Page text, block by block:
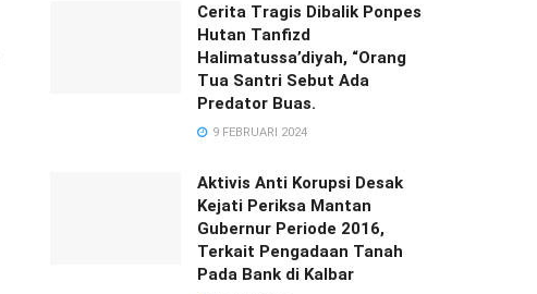
Cerita Tragis Dibalik Ponpes
Hutan Tanfizd
Halimatussa’diyah, “Orang
Tua Santri Sebut Ada
Predator Buas.
9 FEBRUARI 2024
Aktivis Anti Korupsi Desak
Kejati Periksa Mantan
Gubernur Periode 2016,
Terkait Pengadaan Tanah
Pada Bank di Kalbar